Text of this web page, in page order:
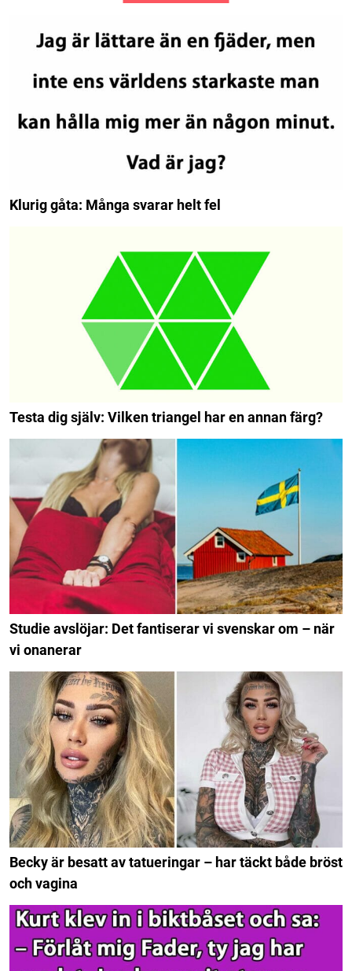
Klurig gåta: Många svarar helt fel
Testa dig själv: Vilken triangel har en annan färg?
Studie avslöjar: Det fantiserar vi svenskar om – när
vi onanerar
Becky är besatt av tatueringar – har täckt både bröst
och vagina